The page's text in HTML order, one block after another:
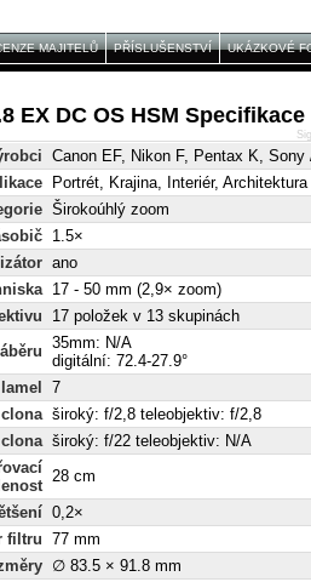
MAJITELŮ PŘÍSLUŠENSTVÍ UKÁZKOVÉ
EX DC OS HSM Specifikace
Canon EF, Nikon F, Pentax K,
Portrét, Krajina, Interiér, Architektura
Širokoúhlý zoom
1.5×
ano
17 - 50 mm (2,9× zoom)
17 položek v 13 skupinách
35mm: N/A
digitální: 72.4-27.9°
7
široký: f/2,8 teleobjektiv: f/2,8
široký: f/22 teleobjektiv: N/A
28 cm
0,2×
filtru 77 mm
∅ 83.5 × 91.8 mm